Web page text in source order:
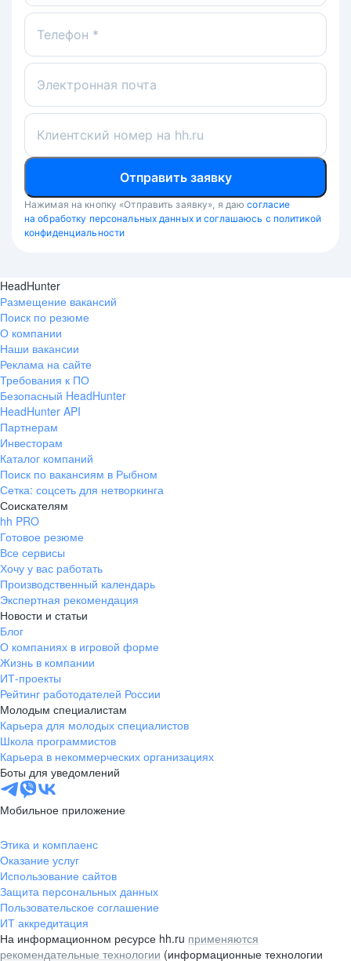
Телефон *
Электронная почта
Клиентский номер на hh.ru
Отправить заявку
Нажимая на кнопку «Отправить заявку», я даю согласие
на обработку персональных данных и соглашаюсь с политикой
конфиденциальности
HeadHunter
Размещение вакансий
Поиск по резюме
О компании
Наши вакансии
Реклама на сайте
Требования к ПО
Безопасный HeadHunter
HeadHunter API
Партнерам
Инвесторам
Каталог компаний
Поиск по вакансиям в Рыбном
Сетка: соцсеть для нетворкинга
Соискателям
hh PRO
Готовое резюме
Все сервисы
Хочу у вас работать
Производственный календарь
Экспертная рекомендация
Новости и статьи
Блог
О компаниях в игровой форме
Жизнь в компании
ИТ-проекты
Рейтинг работодателей России
Молодым специалистам
Карьера для молодых специалистов
Школа программистов
Карьера в некоммерческих организациях
Боты для уведомлений
Мобильное приложение
Этика и комплаенс
Оказание услуг
Использование сайтов
Защита персональных данных
Пользовательское соглашение
ИТ аккредитация
На информационном ресурсе hh.ru применяются
рекомендательные технологии (информационные технологии